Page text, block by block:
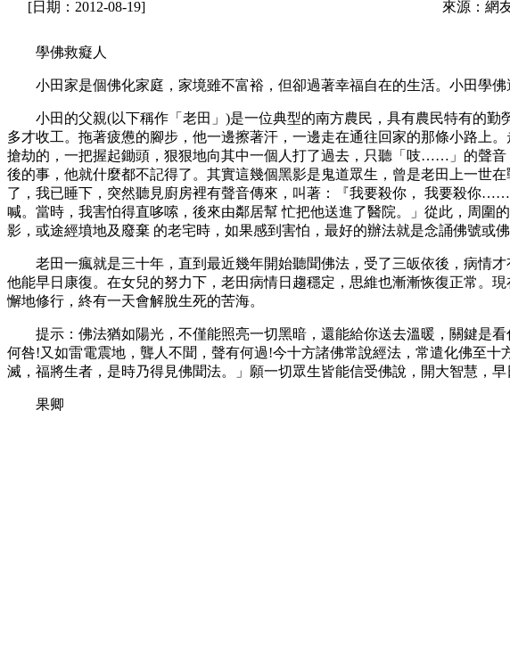
[日期：2012-08-19] 來源：網
學佛救癡人
小田家是個佛化家庭，家境雖不富裕，但卻過著幸福自在的生活。小田學佛
小田的父親(以下稱作「老田」)是一位典型的南方農民，具有農民特有的勤
多才收工。拖著疲憊的腳步，他一邊擦著汗，一邊走在通往回家的那條小路上
搶劫的，一把握起鋤頭，狠狠地向其中一個人打了過去，只聽「吱……」的聲
後的事，他就什麼都不記得了。其實這幾個黑影是鬼道眾生，曾是老田上一世
了，我已睡下，突然聽見廚房裡有聲音傳來，叫著：『我要殺你， 我要殺你
喊。當時，我害怕得直哆嗦，後來由鄰居幫 忙把他送進了醫院。」從此，周
影，或途經墳地及廢棄 的老宅時，如果感到害怕，最好的辦法就是念誦佛號或
老田一瘋就是三十年，直到最近幾年開始聽聞佛法，受了三皈依後，病情才
他能早日康復。在女兒的努力下，老田病情日趨穩定，思維也漸漸恢復正常。
懈地修行，終有一天會解脫生死的苦海。
提示：佛法猶如陽光，不僅能照亮一切黑暗，還能給你送去溫暖，關鍵是看
何咎!又如雷電震地，聾人不聞，聲有何過!今十方諸佛常說經法，常遣化佛至
滅，福將生者，是時乃得見佛聞法。」願一切眾生皆能信受佛說，開大智慧，早
果卿